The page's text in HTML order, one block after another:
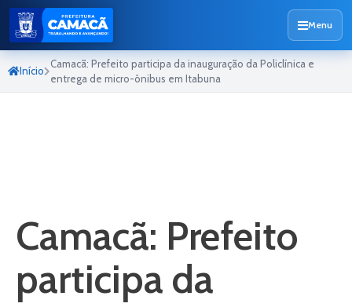
Menu
Início
Camacã: Prefeito participa da inauguração da Policlínica e
entrega de micro-ônibus em Itabuna
Camacã: Prefeito
participa da